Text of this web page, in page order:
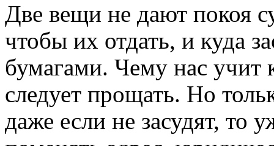
Две вещи не дают покоя
чтобы их отдать, и куда
бумагами. Чему нас учит
следует прощать. Но
даже если не засудят, то